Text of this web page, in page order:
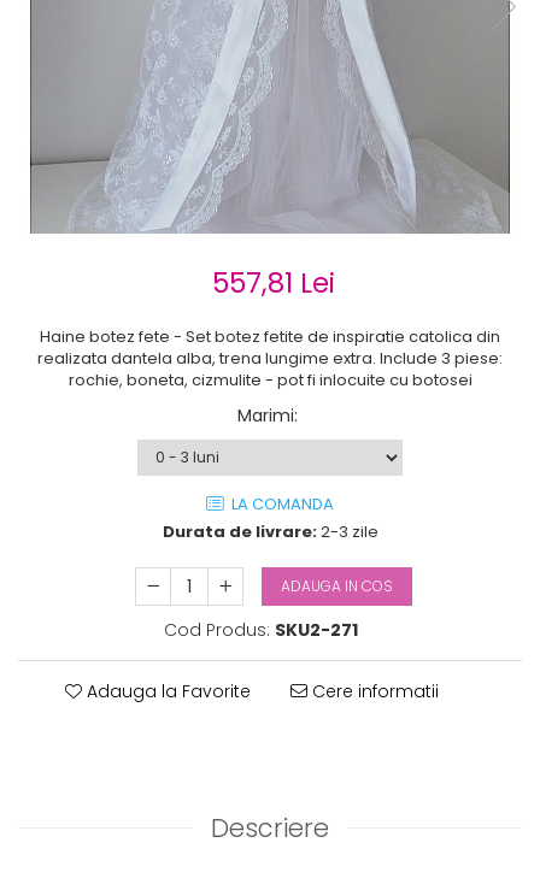
Cercei de aur lungi cu lant
Cercei din aur tortite
Cercei din aur alb
Cercei aur cu surub
557,81 Lei
Haine botez fete - Set botez fetite de inspiratie catolica din
realizata dantela alba, trena lungime extra. Include 3 piese:
rochie, boneta, cizmulite - pot fi inlocuite cu botosei
Marimi:
LA COMANDA
Durata de livrare:2-3 zile
ADAUGA IN COS
Cod Produs: SKU2-271
Adauga la Favorite Cere informatii
Descriere